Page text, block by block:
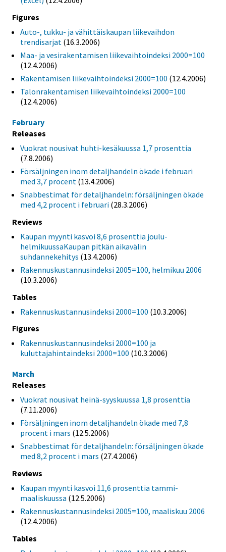
Figures
Auto-, tukku- ja vähittäiskaupan liikevaihdon
trendisarjat (16.3.2006)
Maa- ja vesirakentamisen liikevaihtoindeksi 2000=100
(12.4.2006)
Rakentamisen liikevaihtoindeksi 2000=100 (12.4.2006)
Talonrakentamisen liikevaihtoindeksi 2000=100
(12.4.2006)
February
Releases
Vuokrat nousivat huhti-kesäkuussa 1,7 prosenttia
(7.8.2006)
Försäljningen inom detaljhandeln ökade i februari
med 3,7 procent (13.4.2006)
Snabbestimat för detaljhandeln: försäljningen ökade
med 4,2 procent i februari (28.3.2006)
Reviews
Kaupan myynti kasvoi 8,6 prosenttia joulu-
helmikuussaKaupan pitkän aikavälin
suhdannekehitys (13.4.2006)
Rakennuskustannusindeksi 2005=100, helmikuu 2006
(10.3.2006)
Tables
Rakennuskustannusindeksi 2000=100 (10.3.2006)
Figures
Rakennuskustannusindeksi 2000=100 ja
kuluttajahintaindeksi 2000=100 (10.3.2006)
March
Releases
Vuokrat nousivat heinä-syyskuussa 1,8 prosenttia
(7.11.2006)
Försäljningen inom detaljhandeln ökade med 7,8
procent i mars (12.5.2006)
Snabbestimat för detaljhandeln: försäljningen ökade
med 8,2 procent i mars (27.4.2006)
Reviews
Kaupan myynti kasvoi 11,6 prosenttia tammi-
maaliskuussa (12.5.2006)
Rakennuskustannusindeksi 2005=100, maaliskuu 2006
(12.4.2006)
Tables